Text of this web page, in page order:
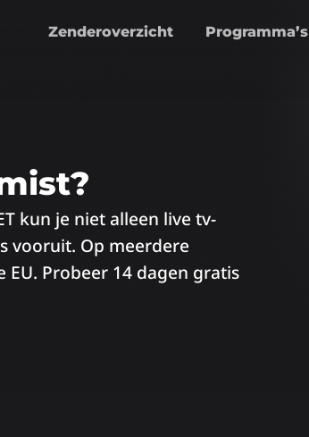
Zenderoverzicht Programma’s
kun je niet alleen live tv-
vooruit. Op meerdere
Probeer 14 dagen gratis